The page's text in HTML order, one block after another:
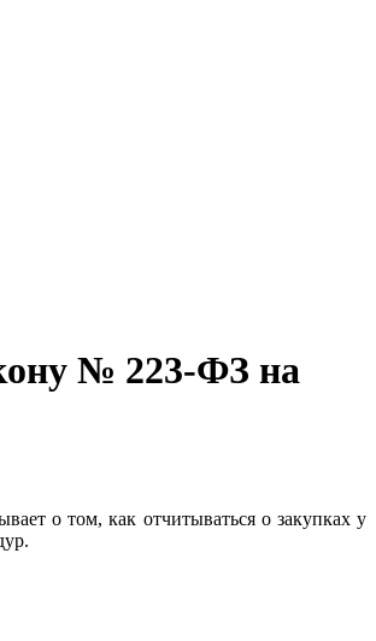
№ 223-ФЗ на
о том, как отчитываться о закупках у